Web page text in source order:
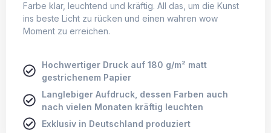
Farbe klar, leuchtend und kräftig. All das, um die Kunst
ins beste Licht zu rücken und einen wahren wow
Moment zu erreichen.
Hochwertiger Druck auf 180 g/m² matt
gestrichenem Papier
Langlebiger Aufdruck, dessen Farben auch
nach vielen Monaten kräftig leuchten
Exklusiv in Deutschland produziert